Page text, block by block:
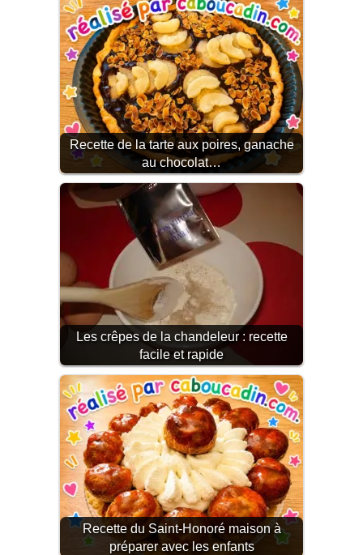
Recette de la tarte aux poires, ganache
au chocolat…
Les crêpes de la chandeleur : recette
facile et rapide
Recette du Saint-Honoré maison à
préparer avec les enfants